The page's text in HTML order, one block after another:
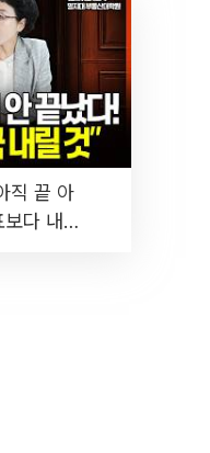
직 끝 아
다 내릴